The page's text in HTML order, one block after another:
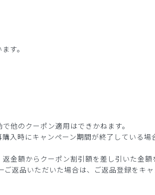
す。
他のクーポン適用はできかねます。
入時にキャンペーン期間が終了している場
金額からクーポン割引額を差し引いた金額
返品いただいた場合は、ご返品登録をキャ